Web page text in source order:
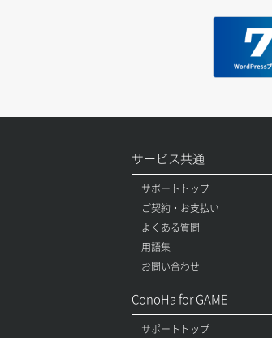
サービス共通
サポートトップ
ご契約・お支払い
よくある質問
用語集
お問い合わせ
ConoHa for GAME
サポートトップ